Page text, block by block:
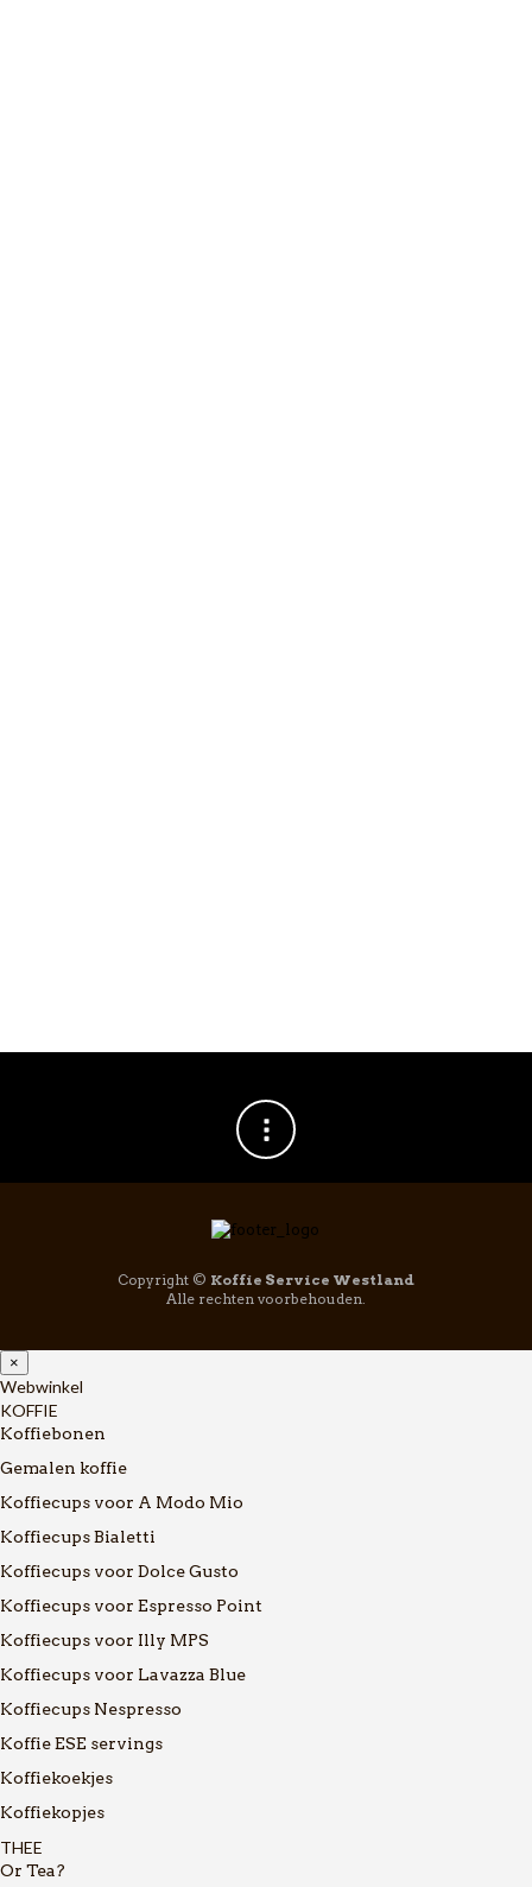
Copyright © Koffie Service Westland
Alle rechten voorbehouden.
×
Webwinkel
KOFFIE
Koffiebonen
Gemalen koffie
Koffiecups voor A Modo Mio
Koffiecups Bialetti
Koffiecups voor Dolce Gusto
Koffiecups voor Espresso Point
Koffiecups voor Illy MPS
Koffiecups voor Lavazza Blue
Koffiecups Nespresso
Koffie ESE servings
Koffiekoekjes
Koffiekopjes
THEE
Or Tea?